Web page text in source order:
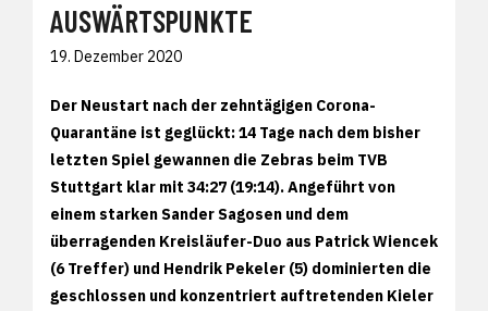
AUSWÄRTSPUNKTE
19. Dezember 2020
Der Neustart nach der zehntägigen Corona-
Quarantäne ist geglückt: 14 Tage nach dem bisher
letzten Spiel gewannen die Zebras beim TVB
Stuttgart klar mit 34:27 (19:14). Angeführt von
einem starken Sander Sagosen und dem
überragenden Kreisläufer-Duo aus Patrick Wiencek
(6 Treffer) und Hendrik Pekeler (5) dominierten die
geschlossen und konzentriert auftretenden Kieler